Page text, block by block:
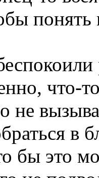
что-
не
бы это